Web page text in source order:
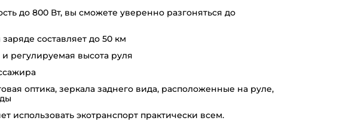
до 800 Вт, вы сможете уверенно разгоняться до
составляет до 50 км
регулируемая высота руля
оптика, зеркала заднего вида, расположенные на руле,
использовать экотранспорт практически всем.